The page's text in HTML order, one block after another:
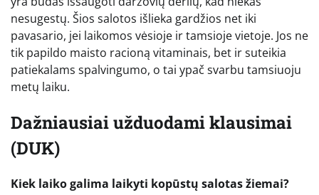
nesugestų. Šios salotos išlieka gardžios net iki
pavasario, jei laikomos vėsioje ir tamsioje vietoje. Jos ne
tik papildo maisto racioną vitaminais, bet ir suteikia
patiekalams spalvingumo, o tai ypač svarbu tamsiuoju
metų laiku.
Dažniausiai užduodami klausimai
(DUK)
Kiek laiko galima laikyti kopūstų salotas žiemai?